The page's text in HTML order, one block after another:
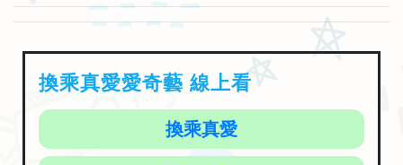
換乘真愛愛奇藝 線上看
換乘真愛